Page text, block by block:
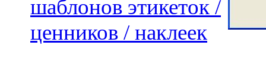
шаблонов этикеток /
ценников / наклеек